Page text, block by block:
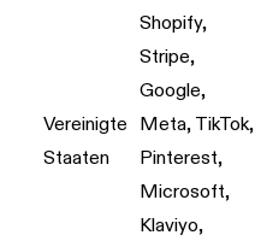
Vereinigte
Staaten
Shopify,
Stripe,
Google,
Meta, TikTok,
Pinterest,
Microsoft,
Klaviyo,